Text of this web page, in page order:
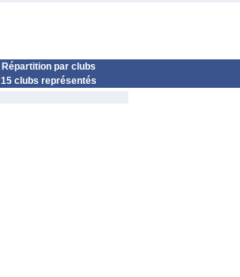
Répartition par clubs
15 clubs représentés